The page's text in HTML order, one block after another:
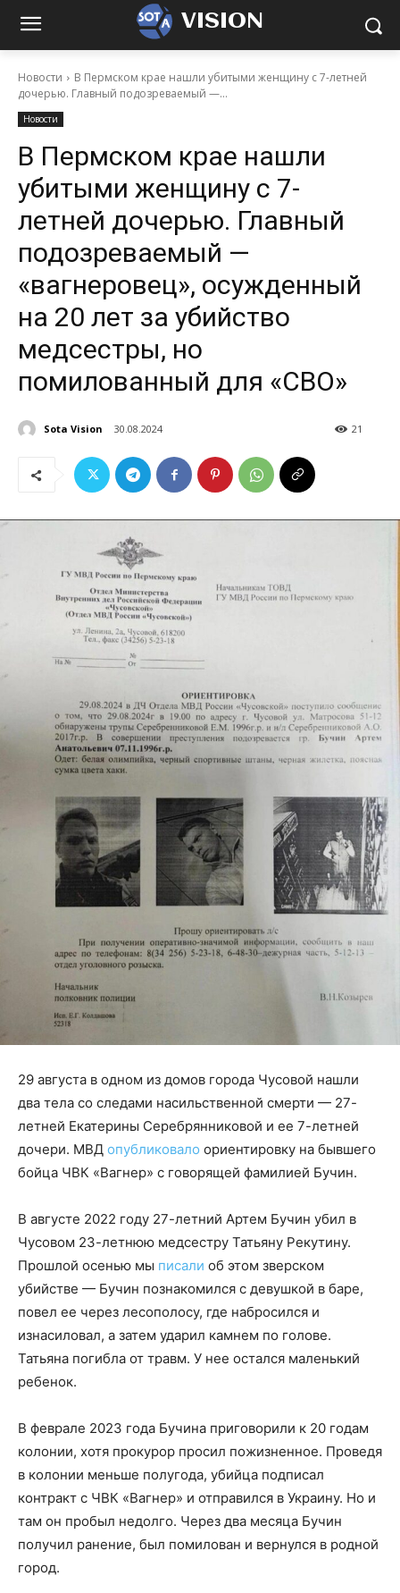
VISION
Новости
В Пермском крае нашли убитыми женщину с 7-летней
дочерью. Главный подозреваемый —...
Новости
В Пермском крае нашли
убитыми женщину с 7-
летней дочерью. Главный
подозреваемый —
«вагнеровец», осужденный
на 20 лет за убийство
медсестры, но
помилованный для «СВО»
Sota Vision 30.08.2024 21
29 августа в одном из домов города Чусовой нашли
два тела со следами насильственной смерти — 27-
летней Екатерины Серебрянниковой и ее 7-летней
дочери. МВД опубликовало ориентировку на бывшего
бойца ЧВК «Вагнер» с говорящей фамилией Бучин.
В августе 2022 году 27-летний Артем Бучин убил в
Чусовом 23-летнюю медсестру Татьяну Рекутину.
Прошлой осенью мы писали об этом зверском
убийстве — Бучин познакомился с девушкой в баре,
повел ее через лесополосу, где набросился и
изнасиловал, а затем ударил камнем по голове.
Татьяна погибла от травм. У нее остался маленький
ребенок.
В феврале 2023 года Бучина приговорили к 20 годам
колонии, хотя прокурор просил пожизненное. Проведя
в колонии меньше полугода, убийца подписал
контракт с ЧВК «Вагнер» и отправился в Украину. Но и
там он пробыл недолго. Через два месяца Бучин
получил ранение, был помилован и вернулся в родной
город.